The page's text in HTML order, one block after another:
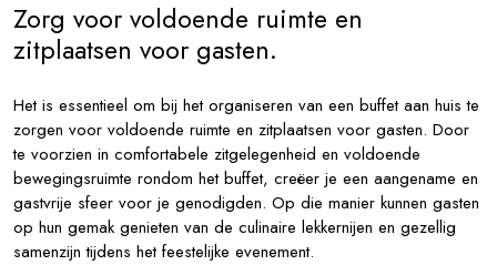
Zorg voor voldoende ruimte en
zitplaatsen voor gasten.
Het is essentieel om bij het organiseren van een buffet aan huis te
zorgen voor voldoende ruimte en zitplaatsen voor gasten. Door
te voorzien in comfortabele zitgelegenheid en voldoende
bewegingsruimte rondom het buffet, creëer je een aangename en
gastvrije sfeer voor je genodigden. Op die manier kunnen gasten
op hun gemak genieten van de culinaire lekkernijen en gezellig
samenzijn tijdens het feestelijke evenement.